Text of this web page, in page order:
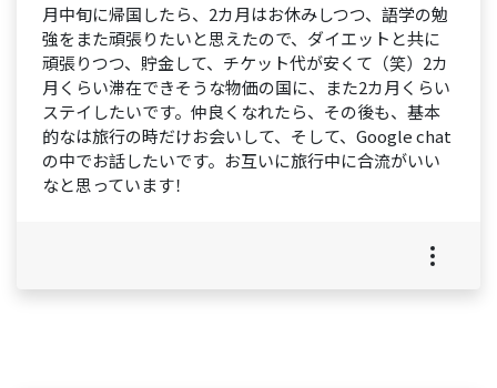
月中旬に帰国したら、2カ月はお休みしつつ、語学の勉
強をまた頑張りたいと思えたので、ダイエットと共に
頑張りつつ、貯金して、チケット代が安くて（笑）2カ
月くらい滞在できそうな物価の国に、また2カ月くらい
ステイしたいです。仲良くなれたら、その後も、基本
的なは旅行の時だけお会いして、そして、Google chat
の中でお話したいです。お互いに旅行中に合流がいい
なと思っています！